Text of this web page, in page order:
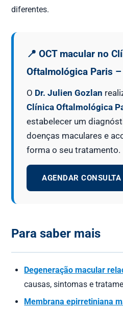
diferentes.
📍 OCT macular no
Oftalmológica Paris
O Dr. Julien Gozlan
Clínica Oftalmológica
estabelecer um
doenças maculares e
forma o seu tratamento.
AGENDAR CONSULTA
Para saber mais
Degeneração macular
causas, sintomas e
Membrana epirretiniana